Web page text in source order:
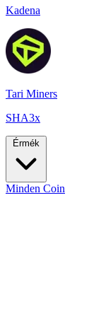
Kadena
Tari Miners
SHA3x
Érmék
Minden Coin